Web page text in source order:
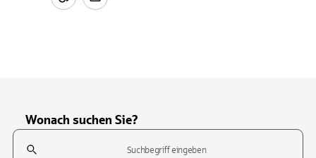
Wonach suchen Sie?
Suchfeld